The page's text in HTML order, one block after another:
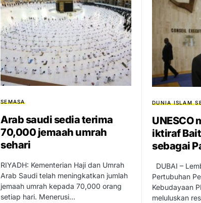
SEMASA
Arab saudi sedia terima
70,000 jemaah umrah
sehari
RIYADH: Kementerian Haji dan Umrah
Arab Saudi telah meningkatkan jumlah
jemaah umrah kepada 70,000 orang
setiap hari. Menerusi…
DUNIA ISLAM
UNESCO
iktiraf
sebagai
DUBAI –
Pertubuhan
Kebudayaan
meluluskan